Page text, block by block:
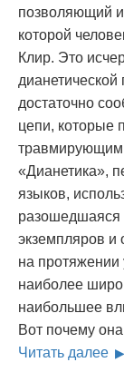
позволяющий
которой
Клир. Это
достаточно
цепи, которые
травмирующим
«Дианетика»,
языков,
разошедшаяся
экземпляров и
на протяжении
наиболее
наибольшее
Вот почему
Читать далее